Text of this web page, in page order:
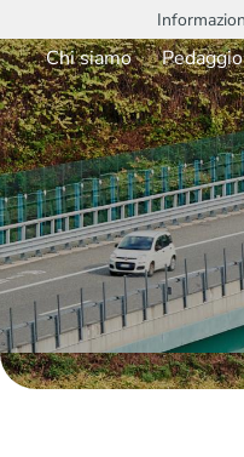
Chi siamo